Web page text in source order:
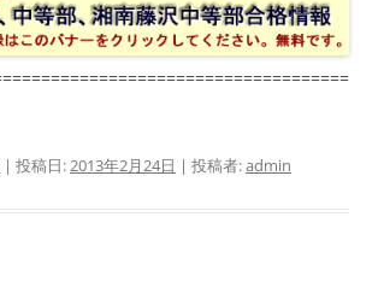
| 投稿日:2013年2月24日 | 投稿者:admin